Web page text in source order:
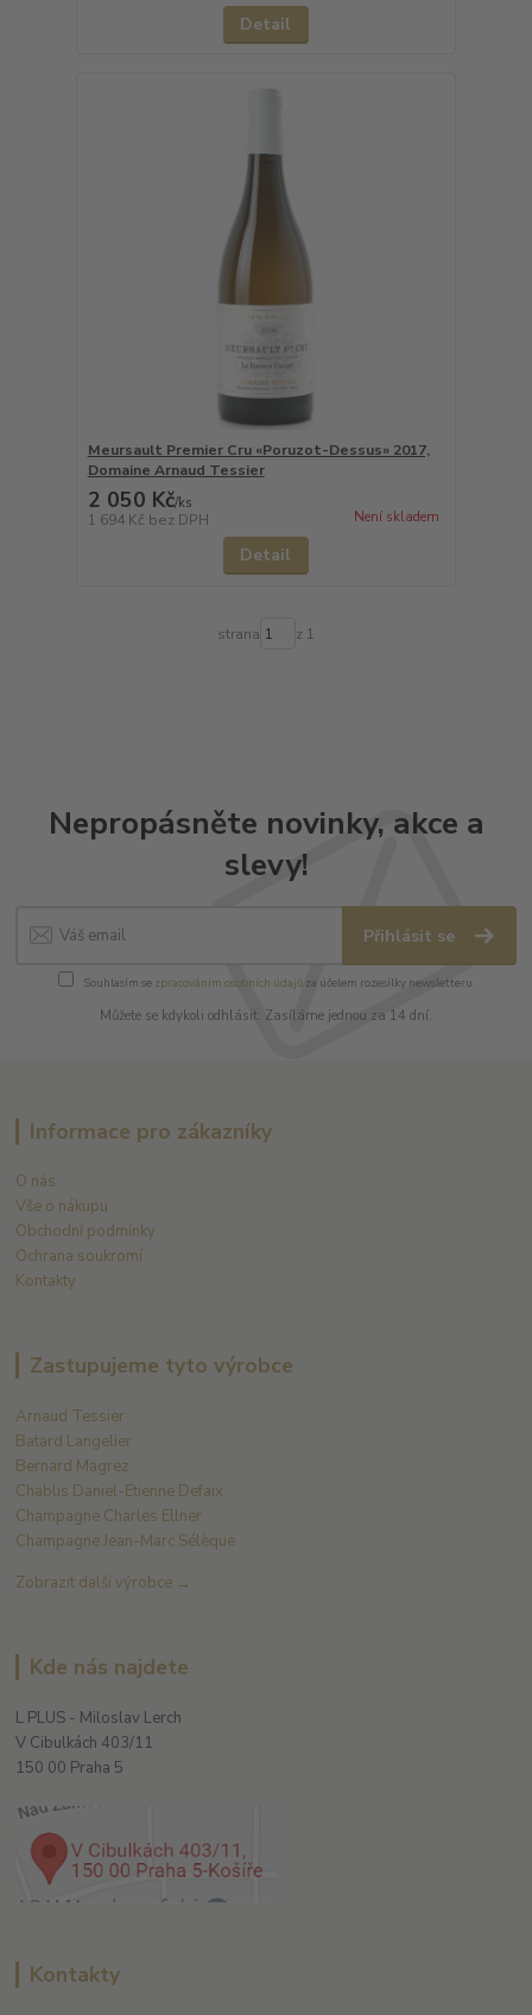
Detail
Meursault Premier Cru «Poruzot-Dessus» 2017,
Domaine Arnaud Tessier
2 050 Kč/ks
1 694 Kč bez DPH Není skladem
Detail
strana z 1
Nepropásněte novinky, akce a
slevy!
Přihlásit se
Souhlasím se zpracováním osobních údajůza účelem rozesílky newsletteru.
Můžete se kdykoli odhlásit. Zasíláme jednou za 14 dní.
Informace pro zákazníky
O nás
Vše o nákupu
Obchodní podmínky
Ochrana soukromí
Kontakty
Zastupujeme tyto výrobce
Arnaud Tessier
Batard Langelier
Bernard Magrez
Chablis Daniel-Etienne Defaix
Champagne Charles Ellner
Champagne Jean-Marc Sélèque
Zobrazit další výrobce →
Kde nás najdete
L PLUS - Miloslav Lerch
V Cibulkách 403/11
150 00 Praha 5
Kontakty